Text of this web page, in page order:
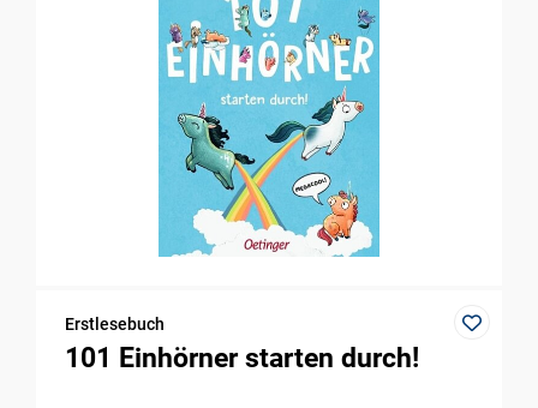
Erstlesebuch
101 Einhörner starten durch!